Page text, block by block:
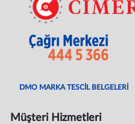
DMO MARKA TESCİL BELGELERİ
Müşteri Hizmetleri